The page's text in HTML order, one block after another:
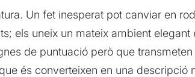
Un fet inesperat pot canviar en
els uneix un mateix ambient elegant
de puntuació però que
és converteixen en una descripció